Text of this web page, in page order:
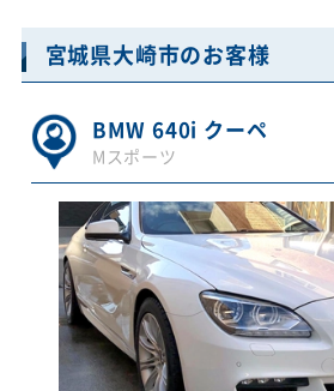
宮城県大崎市のお客様
BMW 640i クーペ
Mスポーツ